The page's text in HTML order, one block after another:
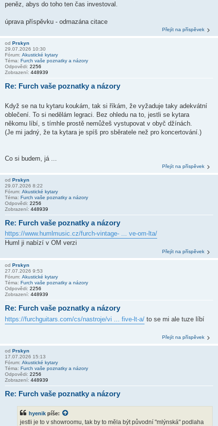
peněz, abys do toho ten čas investoval.
úprava příspěvku - odmazána citace
Přejít na příspěvek
od Prskyn
29.07.2026 10:30
Fórum: Akustické kytary
Téma: Furch vaše poznatky a názory
Odpovědi: 2256
Zobrazení: 448939
Re: Furch vaše poznatky a názory
Když se na tu kytaru koukám, tak si říkám, že vyžaduje taky adekvátní
oblečení. To si nedělám legraci. Bez ohledu na to, jestli se kytara
někomu líbí, s tímhle prostě nemůžeš vystupovat v obyč džínách.
(Je mi jadný, že ta kytara je spíš pro sběratele než pro koncertování.)
Co si budem, já ...
Přejít na příspěvek
od Prskyn
29.07.2026 8:22
Fórum: Akustické kytary
Téma: Furch vaše poznatky a názory
Odpovědi: 2256
Zobrazení: 448939
Re: Furch vaše poznatky a názory
https://www.humlmusic.cz/furch-vintage- ... ve-om-lta/
Huml ji nabízí v OM verzi
Přejít na příspěvek
od Prskyn
27.07.2026 9:53
Fórum: Akustické kytary
Téma: Furch vaše poznatky a názory
Odpovědi: 2256
Zobrazení: 448939
Re: Furch vaše poznatky a názory
https://furchguitars.com/cs/nastroje/vi ... five-lt-a/ to se mi ale tuze líbí
Přejít na příspěvek
od Prskyn
17.07.2026 15:13
Fórum: Akustické kytary
Téma: Furch vaše poznatky a názory
Odpovědi: 2256
Zobrazení: 448939
Re: Furch vaše poznatky a názory
hyenik píše:
jestli je to v showroomu, tak by to měla být původní "mlýnská" podlaha